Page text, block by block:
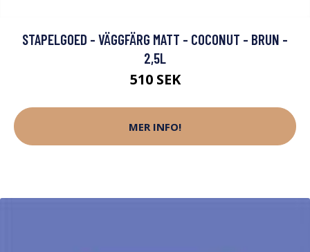
STAPELGOED - VÄGGFÄRG MATT - COCONUT - BRUN -
2,5L
510 SEK
MER INFO!